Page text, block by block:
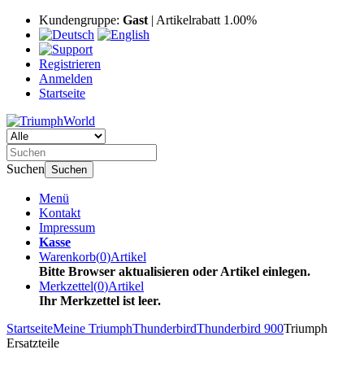
Kundengruppe: Gast | Artikelrabatt 1.00%
Registrieren
Anmelden
Startseite
Suchen Suchen
Menü
Kontakt
Impressum
Kasse
Warenkorb(0)Artikel
Bitte Browser aktualisieren oder Artikel einlegen.
Merkzettel(0)Artikel
Ihr Merkzettel ist leer.
StartseiteMeine TriumphThunderbirdThunderbird 900Triumph
Ersatzteile